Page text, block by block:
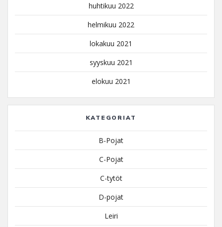
huhtikuu 2022
helmikuu 2022
lokakuu 2021
syyskuu 2021
elokuu 2021
KATEGORIAT
B-Pojat
C-Pojat
C-tytöt
D-pojat
Leiri